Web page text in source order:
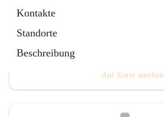
Kontakte
Standorte
Beschreibung
Auf Karte ansehen